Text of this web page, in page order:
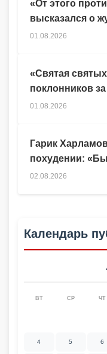
Гарик
похудении:
02.08.2026
«От этого
высказался о
01.08.2026
«Святая
поклонников
01.08.2026
Календарь
ВТ СР ЧТ
4 5 6